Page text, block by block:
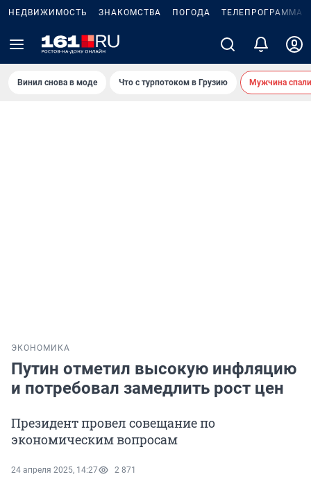
НЕДВИЖИМОСТЬ ЗНАКОМСТВА ПОГОДА ТЕЛЕПРОГРАММА
Винил снова в моде Что с турпотоком в Грузию Мужчина
ЭКОНОМИКА
Путин отметил высокую инфляцию
и потребовал замедлить рост цен
Президент провел совещание по
экономическим вопросам
24 апреля 2025, 14:27 2 871